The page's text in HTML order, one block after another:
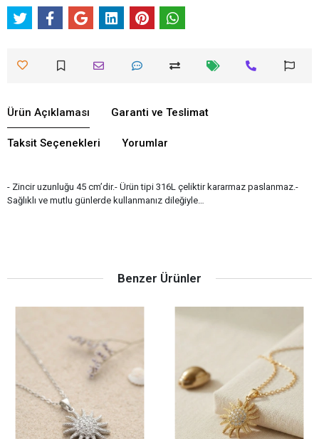
Ürün Açıklaması Garanti ve Teslimat
Taksit Seçenekleri Yorumlar
- Zincir uzunluğu 45 cm’dir.- Ürün tipi 316L çeliktir kararmaz paslanmaz.-
Sağlıklı ve mutlu günlerde kullanmanız dileğiyle…
Benzer Ürünler